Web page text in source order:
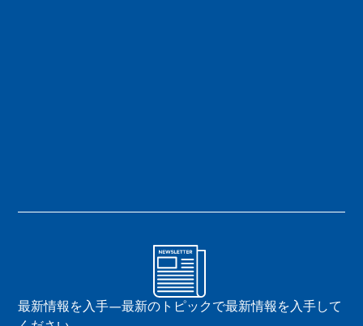
最新情報を入手—最新のトピックで最新情報を入手して